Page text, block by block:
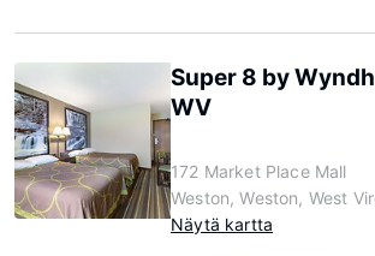
Super 8 by
WV
172 Market Place Mall
Weston, Weston, West
Näytä kartta